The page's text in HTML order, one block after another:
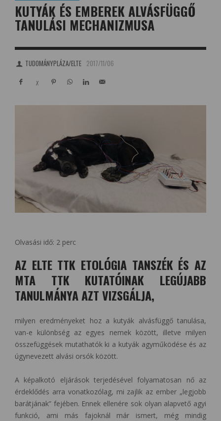
KUTYÁK ÉS EMBEREK ALVÁSFÜGGŐ
TANULÁSI MECHANIZMUSA
TUDOMÁNYPLÁZA/ELTE 2017/11/06
Olvasási idő: 2 perc
AZ ELTE TTK ETOLÓGIA TANSZÉK ÉS AZ
MTA TTK KUTATÓINAK LEGÚJABB
TANULMÁNYA AZT VIZSGÁLJA,
milyen eredményeket hoz a kutyák alvásfüggő tanulása,
van-e különbség az egyes nemek között, illetve milyen
összefüggések mutathatók ki a kutyák agyműködése és az
úgynevezett alvási orsók között.
A képalkotó eljárások terjedésével folyamatosan nő az
érdeklődés arra vonatkozólag, mi zajlik az ember „legjobb
barátjának” fejében. Ennek ellenére sok olyan alapvető agyi
funkció, ami más fajoknál már ismert, még mindig